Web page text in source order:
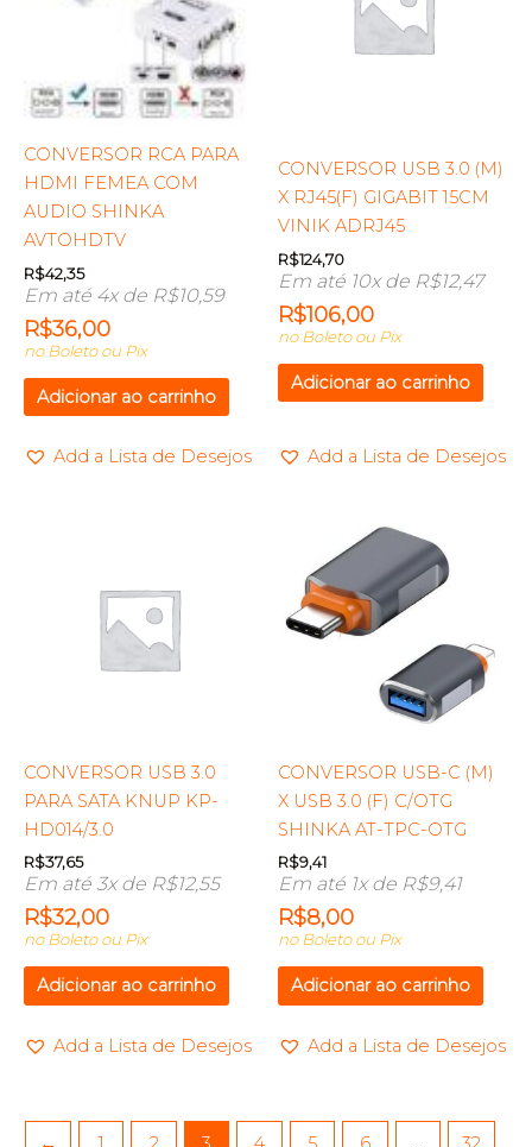
CONVERSOR RCA PARA
HDMI FEMEA COM
AUDIO SHINKA
AVTOHDTV
R$42,35
Em até 4x de R$10,59
R$36,00
no Boleto ou Pix
Adicionar ao carrinho
Add a Lista de Desejos
CONVERSOR USB 3.0 (M)
X RJ45(F) GIGABIT 15CM
VINIK ADRJ45
R$124,70
Em até 10x de R$12,47
R$106,00
no Boleto ou Pix
Adicionar ao carrinho
Add a Lista de Desejos
CONVERSOR USB 3.0
PARA SATA KNUP KP-
HD014/3.0
R$37,65
Em até 3x de R$12,55
R$32,00
no Boleto ou Pix
Adicionar ao carrinho
Add a Lista de Desejos
CONVERSOR USB-C (M)
X USB 3.0 (F) C/OTG
SHINKA AT-TPC-OTG
R$9,41
Em até 1x de R$9,41
R$8,00
no Boleto ou Pix
Adicionar ao carrinho
Add a Lista de Desejos